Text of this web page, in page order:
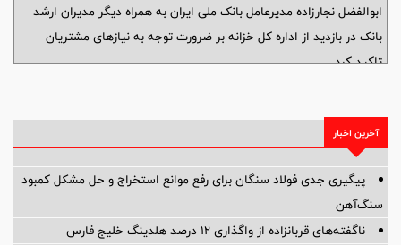
ابوالفضل نجارزاده مدیرعامل بانک ملی ایران به همراه دیگر مدیران ارشد
بانک در بازدید از اداره کل خزانه بر ضرورت توجه به نیازهای مشتریان
تاکید کرد.
آخرین اخبار
پیگیری جدی فولاد سنگان برای رفع موانع استخراج و حل مشکل کمبود
سنگ‌آهن
ناگفته‌های قربانزاده از واگذاری ۱۲ درصد هلدینگ خلیج فارس